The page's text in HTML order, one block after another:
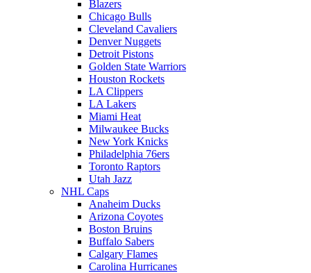
Blazers
Chicago Bulls
Cleveland Cavaliers
Denver Nuggets
Detroit Pistons
Golden State Warriors
Houston Rockets
LA Clippers
LA Lakers
Miami Heat
Milwaukee Bucks
New York Knicks
Philadelphia 76ers
Toronto Raptors
Utah Jazz
NHL Caps
Anaheim Ducks
Arizona Coyotes
Boston Bruins
Buffalo Sabers
Calgary Flames
Carolina Hurricanes